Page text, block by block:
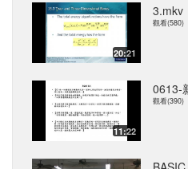
20:21
3.mkv
觀看(580)
11:22
0613-
觀看(390)